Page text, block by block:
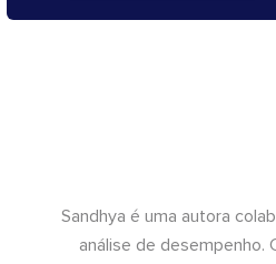
Sandhya é uma autora
análise de desempenho.